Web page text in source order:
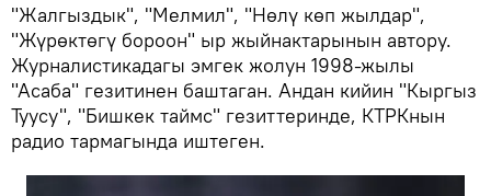
"Жалгыздык", "Мелмил", "Нөлү көп жылдар",
"Жүрөктөгү бороон" ыр жыйнактарынын автору.
Журналистикадагы эмгек жолун 1998-жылы
"Асаба" гезитинен баштаган. Андан кийин "Кыргыз
Туусу", "Бишкек таймс" гезиттеринде, КТРКнын
радио тармагында иштеген.